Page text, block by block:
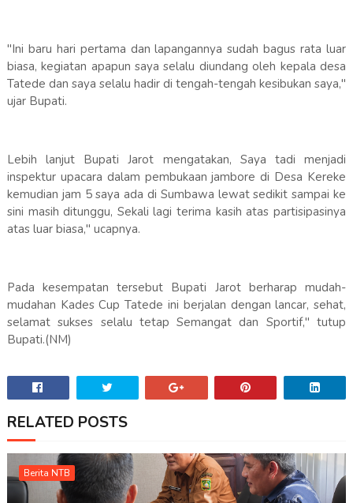
"Ini baru hari pertama dan lapangannya sudah bagus rata luar
biasa, kegiatan apapun saya selalu diundang oleh kepala desa
Tatede dan saya selalu hadir di tengah-tengah kesibukan saya,"
ujar Bupati.
Lebih lanjut Bupati Jarot mengatakan, Saya tadi menjadi
inspektur upacara dalam pembukaan jambore di Desa Kereke
kemudian jam 5 saya ada di Sumbawa lewat sedikit sampai ke
sini masih ditunggu, Sekali lagi terima kasih atas partisipasinya
atas luar biasa," ucapnya.
Pada kesempatan tersebut Bupati Jarot berharap mudah-
mudahan Kades Cup Tatede ini berjalan dengan lancar, sehat,
selamat sukses selalu tetap Semangat dan Sportif," tutup
Bupati.(NM)
RELATED POSTS
Berita NTB